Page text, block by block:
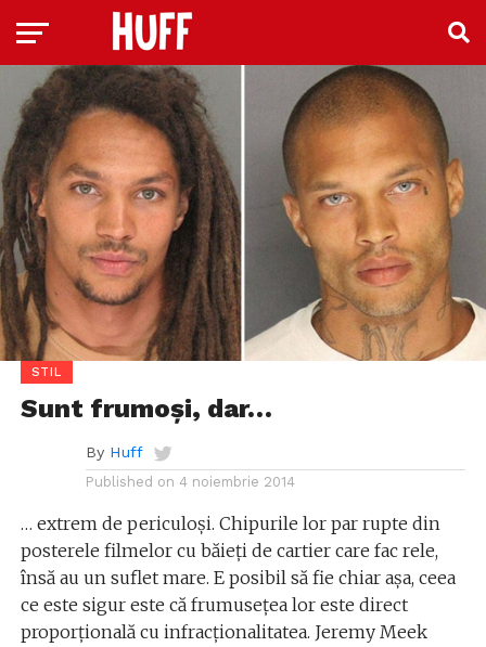
STIL
Sunt frumoși, dar…
By Huff
Published on 4 noiembrie 2014
… extrem de periculoși. Chipurile lor par rupte din
posterele filmelor cu băieți de cartier care fac rele,
însă au un suflet mare. E posibil să fie chiar așa, ceea
ce este sigur este că frumusețea lor este direct
proporțională cu infracționalitatea. Jeremy Meek